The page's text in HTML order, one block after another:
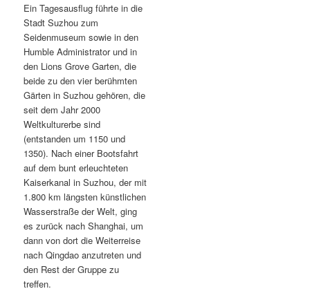
Ein Tagesausflug führte in die
Stadt Suzhou zum
Seidenmuseum sowie in den
Humble Administrator und in
den Lions Grove Garten, die
beide zu den vier berühmten
Gärten in Suzhou gehören, die
seit dem Jahr 2000
Weltkulturerbe sind
(entstanden um 1150 und
1350). Nach einer Bootsfahrt
auf dem bunt erleuchteten
Kaiserkanal in Suzhou, der mit
1.800 km längsten künstlichen
Wasserstraße der Welt, ging
es zurück nach Shanghai, um
dann von dort die Weiterreise
nach Qingdao anzutreten und
den Rest der Gruppe zu
treffen.